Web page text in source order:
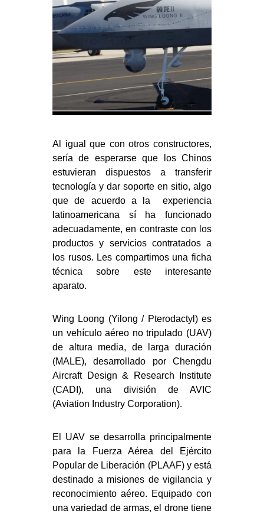
Al igual que con otros constructores,
sería de esperarse que los Chinos
estuvieran dispuestos a transferir
tecnología y dar soporte en sitio, algo
que de acuerdo a la experiencia
latinoamericana sí ha funcionado
adecuadamente, en contraste con los
productos y servicios contratados a
los rusos. Les compartimos una ficha
técnica sobre este interesante
aparato.
Wing Loong (Yilong / Pterodactyl) es
un vehículo aéreo no tripulado (UAV)
de altura media, de larga duración
(MALE), desarrollado por Chengdu
Aircraft Design & Research Institute
(CADI), una división de AVIC
(Aviation Industry Corporation).
El UAV se desarrolla principalmente
para la Fuerza Aérea del Ejército
Popular de Liberación (PLAAF) y está
destinado a misiones de vigilancia y
reconocimiento aéreo. Equipado con
una variedad de armas, el drone tiene